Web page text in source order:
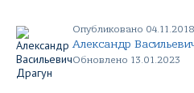
Опубликовано
Александр
Обновлено 13.01.2023